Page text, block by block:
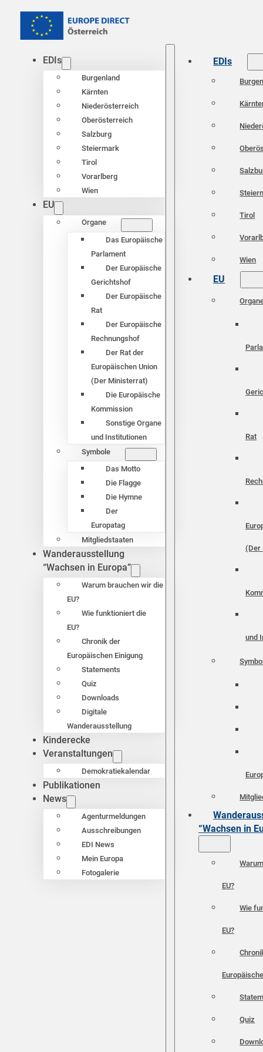
EDIs
Burgenland
Kärnten
Niederösterreich
Oberösterreich
Salzburg
Steiermark
Tirol
Vorarlberg
Wien
EU
Organe
Das Europäische
Parlament
Der Europäische
Gerichtshof
Der Europäische
Rat
Der Europäische
Rechnungshof
Der Rat der
Europäischen Union
(Der Ministerrat)
Die Europäische
Kommission
Sonstige Organe
und Institutionen
Symbole
Das Motto
Die Flagge
Die Hymne
Der
Europatag
Mitgliedstaaten
Wanderausstellung
“Wachsen in Europa”
Warum brauchen wir die
EU?
Wie funktioniert die
EU?
Chronik der
Europäischen Einigung
Statements
Quiz
Downloads
Digitale
Wanderausstellung
Kinderecke
Veranstaltungen
Demokratiekalendar
Publikationen
News
Agenturmeldungen
Ausschreibungen
EDI News
Mein Europa
Fotogalerie
EDIs
Tirol
Wien
EU
Rat
(Der
und
“Wachsen in
EU?
Wie
EU?
Quiz